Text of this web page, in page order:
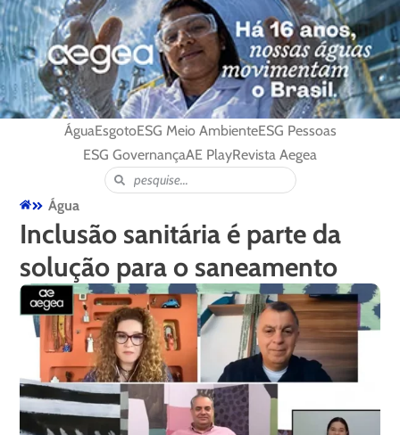
ÁguaEsgotoESG Meio AmbienteESG Pessoas
ESG GovernançaAE PlayRevista Aegea
Água
Inclusão sanitária é parte da
solução para o saneamento